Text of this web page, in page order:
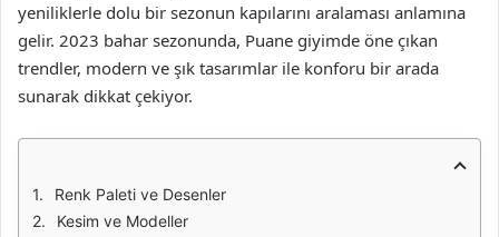
yeniliklerle dolu bir sezonun kapılarını aralaması anlamına
gelir. 2023 bahar sezonunda, Puane giyimde öne çıkan
trendler, modern ve şık tasarımlar ile konforu bir arada
sunarak dikkat çekiyor.
Renk Paleti ve Desenler
Kesim ve Modeller